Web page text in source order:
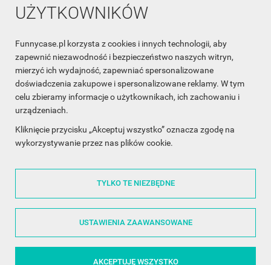
UŻYTKOWNIKÓW
Funnycase.pl korzysta z cookies i innych technologii, aby
zapewnić niezawodność i bezpieczeństwo naszych witryn,
mierzyć ich wydajność, zapewniać spersonalizowane
doświadczenia zakupowe i spersonalizowane reklamy. W tym
celu zbieramy informacje o użytkownikach, ich zachowaniu i
urządzeniach.
Kliknięcie przycisku „Akceptuj wszystko” oznacza zgodę na
wykorzystywanie przez nas plików cookie.
TYLKO TE NIEZBĘDNE
USTAWIENIA ZAAWANSOWANE
AKCEPTUJĘ WSZYSTKO
INFORMACJA O SKLEPIE
INFORMACJE
OBSŁUGA KLIENTA
WSPÓŁPRACA
ŚLEDŹ NAS NA FACEBOOKU
Made with❤in Poland